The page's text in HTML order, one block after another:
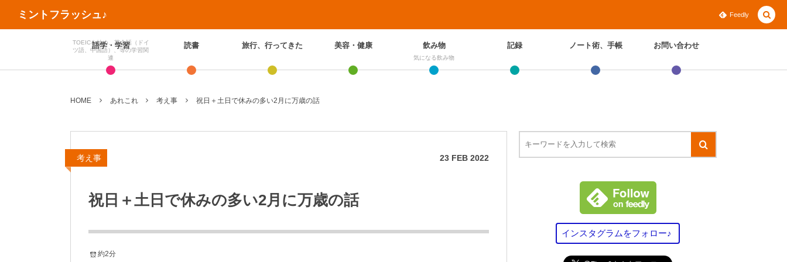
ミントフラッシュ♪ Feedly
語学・学習
TOEICを始め、英会話（ドイ
ツ語、中国語）、等の学習関
連
読書 旅行、行ってきた 美容・健康 飲み物
気になる飲み物
記録 ノート術、手帳 お問い合わせ
HOME あれこれ 考え事 祝日＋土日で休みの多い2月に万歳の話
考え事 23 FEB 2022
祝日＋土日で休みの多い2月に万歳の話
約2分
インスタグラムをフォロー♪